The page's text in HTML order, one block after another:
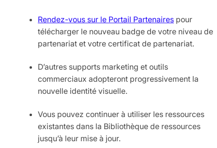
Rendez-vous sur le Portail Partenaires pour
télécharger le nouveau badge de votre niveau de
partenariat et votre certificat de partenariat.
D’autres supports marketing et outils
commerciaux adopteront progressivement la
nouvelle identité visuelle.
Vous pouvez continuer à utiliser les ressources
existantes dans la Bibliothèque de ressources
jusqu’à leur mise à jour.